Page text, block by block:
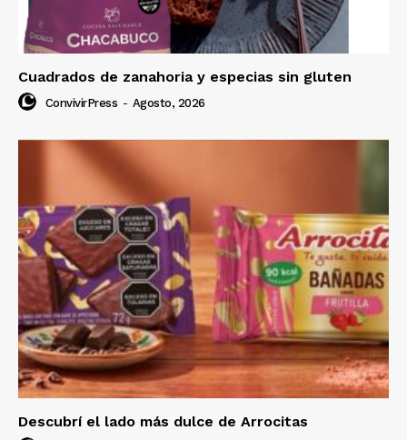
Cuadrados de zanahoria y especias sin gluten
ConvivirPress - Agosto, 2026
Descubrí el lado más dulce de Arrocitas